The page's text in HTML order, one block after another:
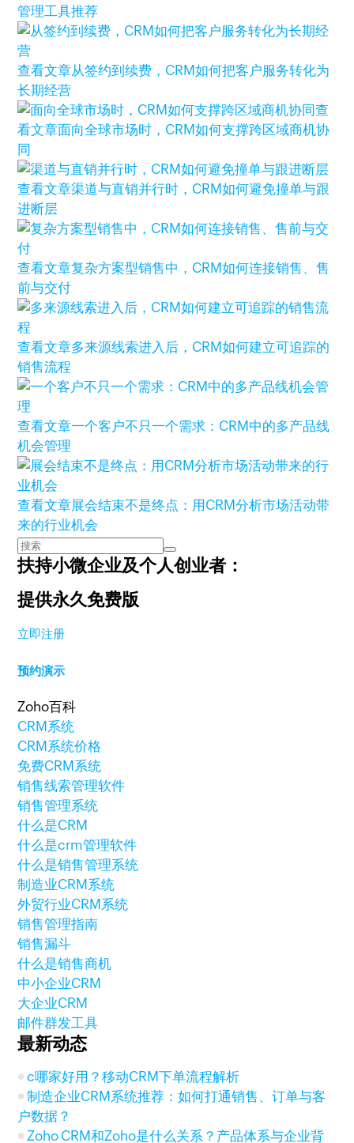
管理工具推荐
查看文章从签约到续费，CRM如何把客户服务转化为
长期经营
查
看文章面向全球市场时，CRM如何支撑跨区域商机协
同
查看文章渠道与直销并行时，CRM如何避免撞单与跟
进断层
查看文章复杂方案型销售中，CRM如何连接销售、售
前与交付
查看文章多来源线索进入后，CRM如何建立可追踪的
销售流程
查看文章一个客户不只一个需求：CRM中的多产品线
机会管理
查看文章展会结束不是终点：用CRM分析市场活动带
来的行业机会
扶持小微企业及个人创业者：
提供永久免费版
立即注册
预约演示
Zoho百科
CRM系统
CRM系统价格
免费CRM系统
销售线索管理软件
销售管理系统
什么是CRM
什么是crm管理软件
什么是销售管理系统
制造业CRM系统
外贸行业CRM系统
销售管理指南
销售漏斗
什么是销售商机
中小企业CRM
大企业CRM
邮件群发工具
最新动态
c哪家好用？移动CRM下单流程解析
制造企业CRM系统推荐：如何打通销售、订单与客
户数据？
Zoho CRM和Zoho是什么关系？产品体系与企业背